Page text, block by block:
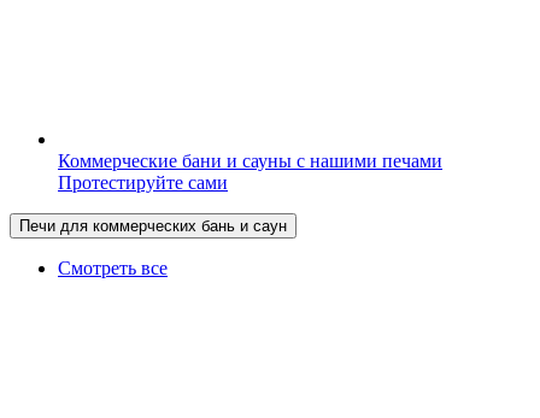
Коммерческие бани и сауны с нашими печами
Протестируйте сами
Печи для коммерческих бань и саун
Смотреть все